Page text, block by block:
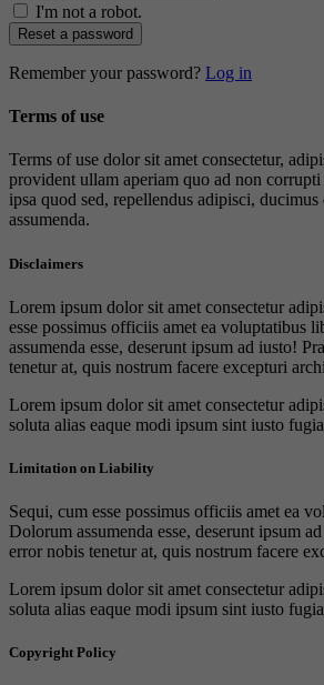
I'm not a robot.
Reset a password
Remember your password? Log in
Terms of use
Terms of use dolor sit amet consectetur,
provident ullam aperiam quo ad non
ipsa quod sed, repellendus adipisci,
assumenda.
Disclaimers
Lorem ipsum dolor sit amet consectetur
esse possimus officiis amet ea voluptatibus
assumenda esse, deserunt ipsum ad iusto!
tenetur at, quis nostrum facere excepturi
Lorem ipsum dolor sit amet consectetur
soluta alias eaque modi ipsum sint iusto
Limitation on Liability
Sequi, cum esse possimus officiis amet ea
Dolorum assumenda esse, deserunt ipsum
error nobis tenetur at, quis nostrum facere
Lorem ipsum dolor sit amet consectetur
soluta alias eaque modi ipsum sint iusto
Copyright Policy